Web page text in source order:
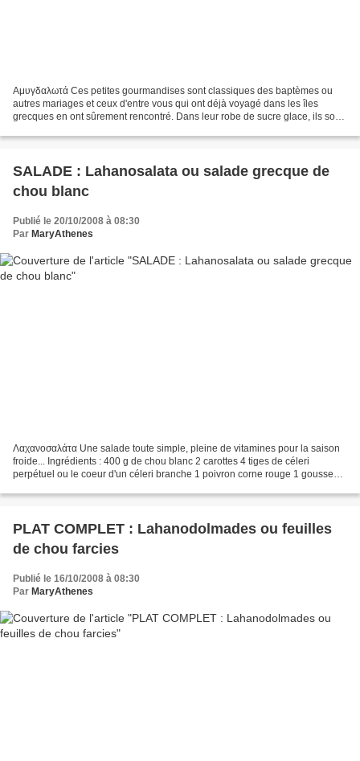
Αμυγδαλωτά Ces petites gourmandises sont classiques des baptèmes ou
autres mariages et ceux d'entre vous qui ont déjà voyagé dans les îles
grecques en ont sûrement rencontré. Dans leur robe de sucre glace, ils sont
SALADE : Lahanosalata ou salade grecque de
chou blanc
Publié le 20/10/2008 à 08:30
Par MaryAthenes
Λαχανοσαλάτα Une salade toute simple, pleine de vitamines pour la saison
froide... Ingrédients : 400 g de chou blanc 2 carottes 4 tiges de céleri
perpétuel ou le coeur d'un céleri branche 1 poivron corne rouge 1 gousse
PLAT COMPLET : Lahanodolmades ou feuilles
de chou farcies
Publié le 16/10/2008 à 08:30
Par MaryAthenes